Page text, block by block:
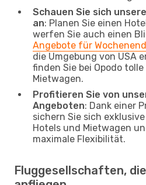
Schauen Sie sich
an: Planen Sie einen
werfen Sie auch einen
Angebote für
die Umgebung von USA
finden Sie bei Opodo
Mietwagen.
Profitieren Sie von
Angeboten: Dank einer
sichern Sie sich
Hotels und Mietwagen
maximale Flexibilität.
Fluggesellschaften,